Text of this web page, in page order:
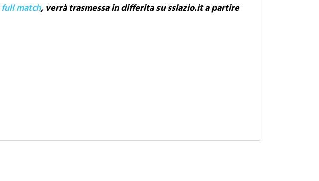
full match, verrà trasmessa in differita su sslazio.it a partire